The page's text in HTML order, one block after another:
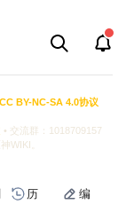
CC BY-NC-SA 4.0协议
• 交流群：1018709157
WIKI。
历 编